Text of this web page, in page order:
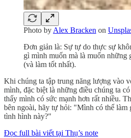
Photo by Alex Bracken on
Đơn giản là: Sự tự do thực sự
gì mình muốn mà là muốn những
(và làm tốt nhất).
Khi chúng ta tập trung năng lượng vào
mình, đặc biệt là những điều chúng ta
thấy mình có sức mạnh hơn rất nhiều.
bên ngoài, hãy tự hỏi: "Mình có thể làm
tình hình này?"
Đọc full bài viết tại Thụ’s note